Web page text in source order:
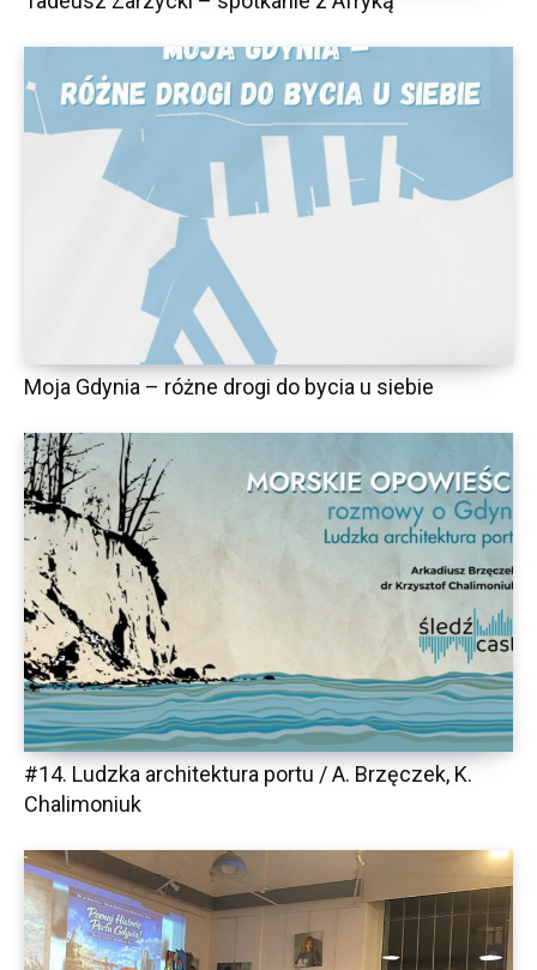
Moja Gdynia – różne drogi do bycia u siebie
#14. Ludzka architektura portu / A. Brzęczek, K.
Chalimoniuk